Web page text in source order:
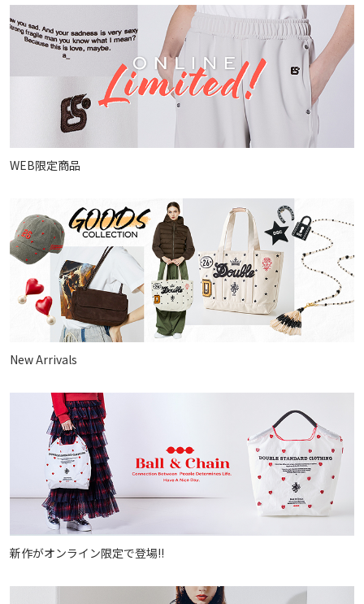
WEB限定商品
New Arrivals
新作がオンライン限定で登場!!